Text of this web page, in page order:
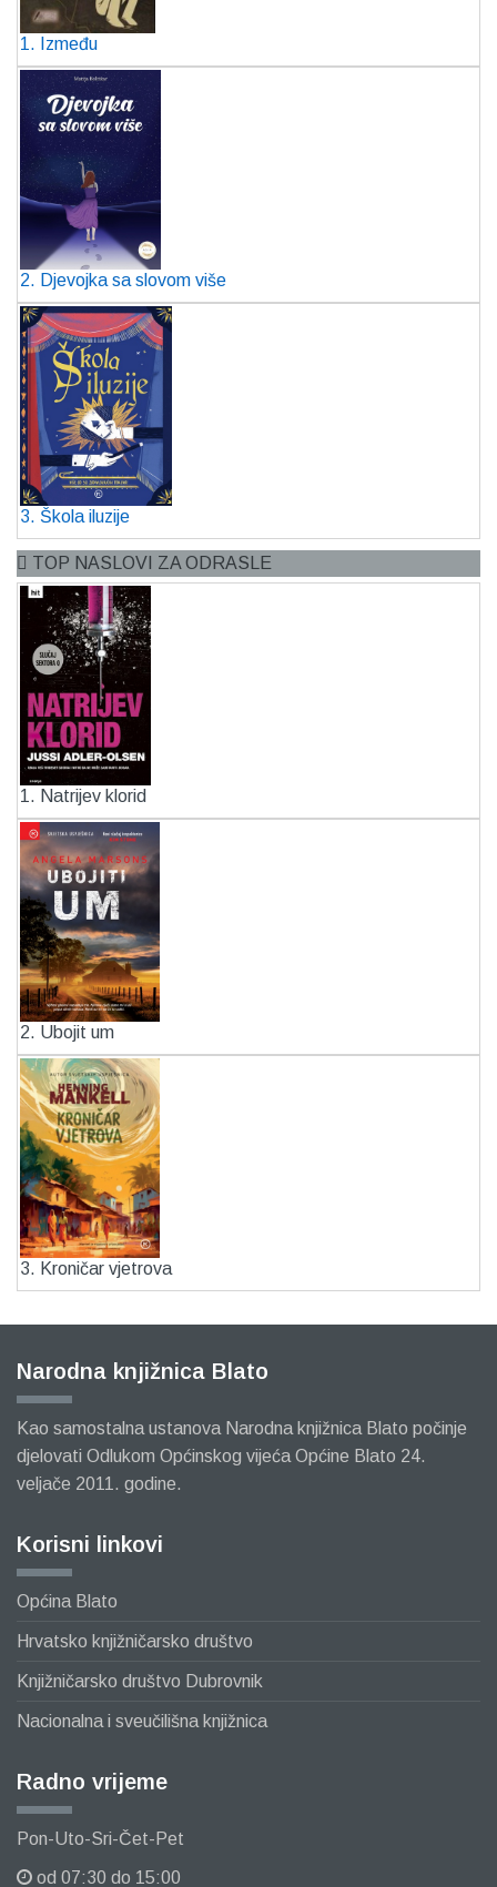
1. Između
2. Djevojka sa slovom više
3. Škola iluzije
TOP NASLOVI ZA ODRASLE
1. Natrijev klorid
2. Ubojit um
3. Kroničar vjetrova
Narodna knjižnica Blato
Kao samostalna ustanova Narodna knjižnica Blato počinje
djelovati Odlukom Općinskog vijeća Općine Blato 24.
veljače 2011. godine.
Korisni linkovi
Općina Blato
Hrvatsko knjižničarsko društvo
Knjižničarsko društvo Dubrovnik
Nacionalna i sveučilišna knjižnica
Radno vrijeme
Pon-Uto-Sri-Čet-Pet
od 07:30 do 15:00